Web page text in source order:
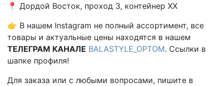
📍 Дордой Восток, проход 3, контейнер XX
👉 В нашем Instagram не полный ассортимент, все
товары и актуальные цены находятся в нашем
ТЕЛЕГРАМ КАНАЛЕ BALASTYLE_OPTOM. Ссылки в
шапке профиля!
Для заказа или с любыми вопросами, пишите в